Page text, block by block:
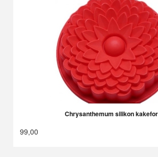
Chrysanthemum silikon
99,00